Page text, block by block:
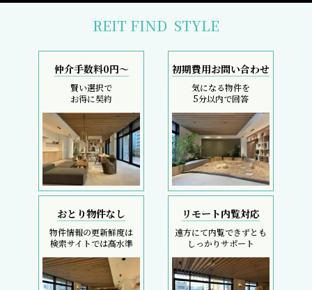
REIT FIND STYLE
仲介手数料0円～
賢い選択で
お得に契約
初期費用お問い合わせ
気になる物件を
5分以内で回答
おとり物件なし
物件情報の更新鮮度は
検索サイトでは高水準
リモート内覧対応
遠方にて内覧できずとも
しっかりサポート